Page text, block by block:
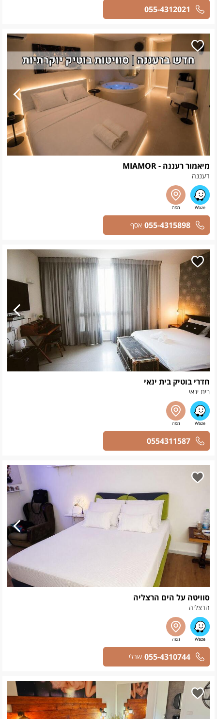
055-4312021
מיאמור רעננה - MIAMOR
רעננה
055-4315898 אסף
חדרי בוטיק בית ינאי
בית ינאי
0554311587
סוויטה על הים הרצליה
הרצליה
055-4310744 שרלי